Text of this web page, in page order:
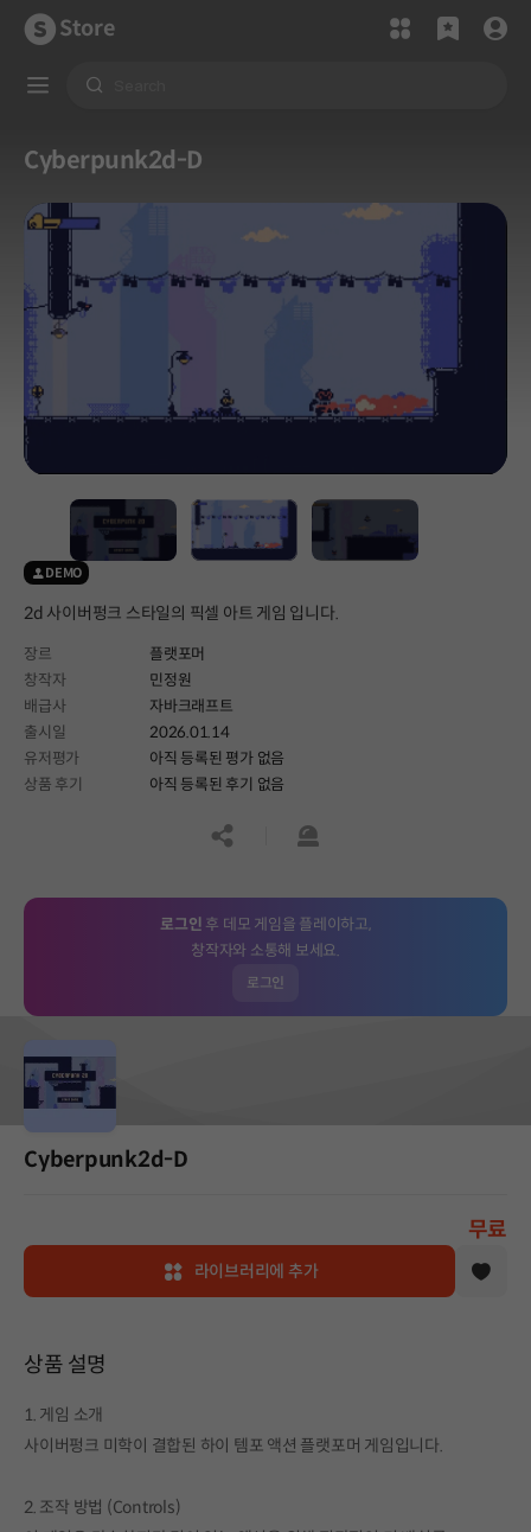
Store
Cyberpunk2d-D
DEMO
2d 사이버펑크 스타일의 픽셀 아트 게임 입니다.
장르
플랫포머
창작자
민정원
배급사
자바크래프트
출시일
2026.01.14
유저평가
아직 등록된 평가 없음
상품 후기
아직 등록된 후기 없음
공유하기신고하기
로그인 후 데모 게임을 플레이하고,
창작자와 소통해 보세요.
로그인
Cyberpunk2d-D
무료
라이브러리에 추가
상품 설명
1. 게임 소개
사이버펑크 미학이 결합된 하이 템포 액션 플랫포머 게임입니다.
2. 조작 방법 (Controls)